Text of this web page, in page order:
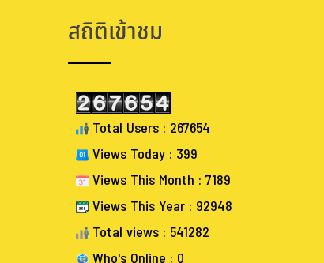
สถิติเข้าชม
Total Users : 267654
Views Today : 399
Views This Month : 7189
Views This Year : 92948
Total views : 541282
Who's Online : 0